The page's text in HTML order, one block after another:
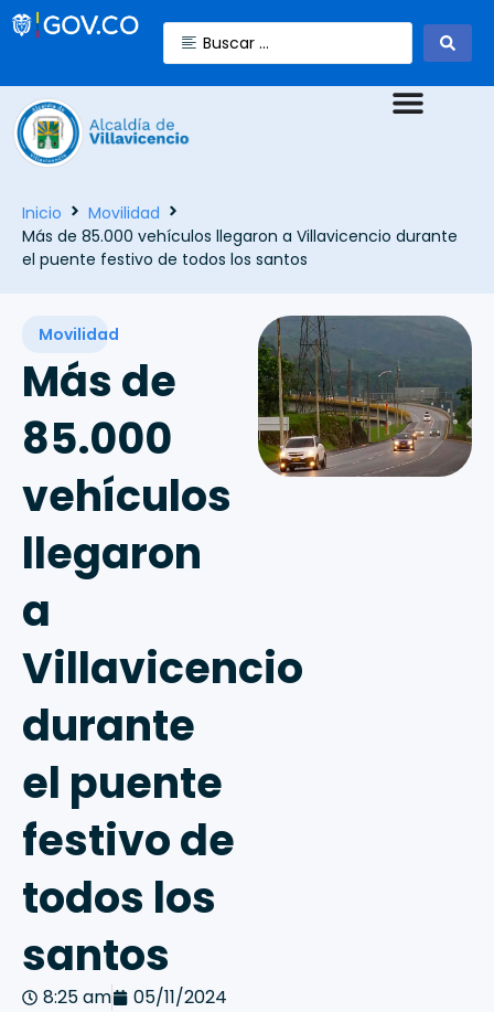
Inicio
Movilidad
Más de 85.000 vehículos llegaron a Villavicencio durante
el puente festivo de todos los santos
Movilidad
Más de
85.000
vehículos
llegaron
a
Villavicencio
durante
el puente
festivo de
todos los
santos
8:25 am 05/11/2024